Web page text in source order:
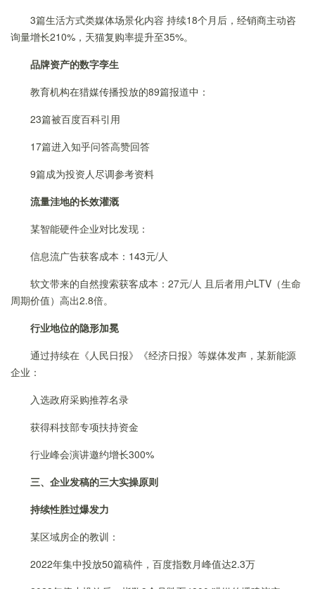
3篇生活方式类媒体场景化内容 持续18个月后，经销商主动咨
询量增长210%，天猫复购率提升至35%。
品牌资产的数字孪生
教育机构在猎媒传播投放的89篇报道中：
23篇被百度百科引用
17篇进入知乎问答高赞回答
9篇成为投资人尽调参考资料
流量洼地的长效灌溉
某智能硬件企业对比发现：
信息流广告获客成本：143元/人
软文带来的自然搜索获客成本：27元/人 且后者用户LTV（生命
周期价值）高出2.8倍。
行业地位的隐形加冕
通过持续在《人民日报》《经济日报》等媒体发声，某新能源
企业：
入选政府采购推荐名录
获得科技部专项扶持资金
行业峰会演讲邀约增长300%
三、企业发稿的三大实操原则
持续性胜过爆发力
某区域房企的教训：
2022年集中投放50篇稿件，百度指数月峰值达2.3万